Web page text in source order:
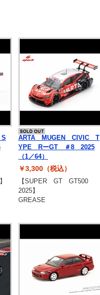
ARTA MUGEN CIVIC T
YPE RーGT ＃8 2025
（1／64）
￥3,300（税込）
【SUPER GT GT500
2025】
GREASE